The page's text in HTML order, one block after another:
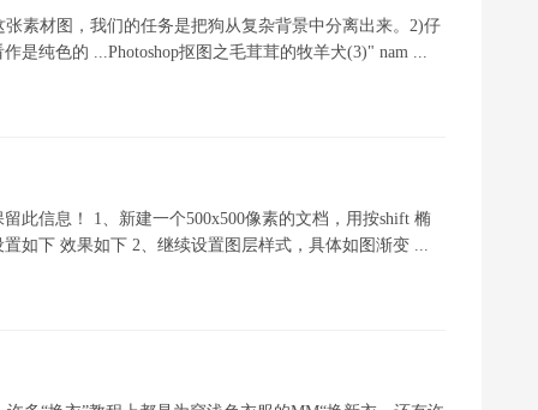
素材图，我们的任务是把狗从复杂背景中分离出来。2)仔
是纯色的 ...Photoshop抠图之毛茸茸的牧羊犬(3)" nam ...
信息！ 1、新建一个500x500像素的文档，用按shift 椭
如下 效果如下 2、继续设置图层样式，具体如图渐变 ...